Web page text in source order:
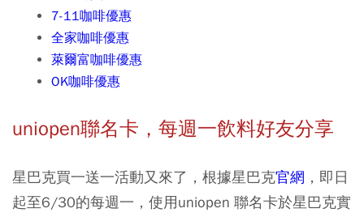
7-11咖啡優惠
全家咖啡優惠
萊爾富咖啡優惠
OK咖啡優惠
uniopen聯名卡，每週一飲料好友分享
星巴克買一送一活動又來了，根據星巴克官網 ，即日
起至6/30的每週一，使用uniopen 聯名卡於星巴克實